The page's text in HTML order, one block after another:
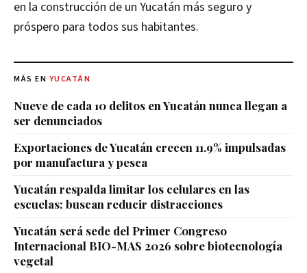
en la construcción de un Yucatán más seguro y
próspero para todos sus habitantes.
MÁS EN YUCATÁN
Nueve de cada 10 delitos en Yucatán nunca llegan a
ser denunciados
Exportaciones de Yucatán crecen 11.9% impulsadas
por manufactura y pesca
Yucatán respalda limitar los celulares en las
escuelas: buscan reducir distracciones
Yucatán será sede del Primer Congreso
Internacional BIO-MAS 2026 sobre biotecnología
vegetal